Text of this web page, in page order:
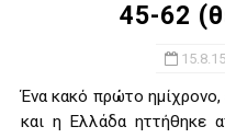
45-62
15.8.15
Ένα κακό πρώτο
και η Ελλάδα ηττήθηκε